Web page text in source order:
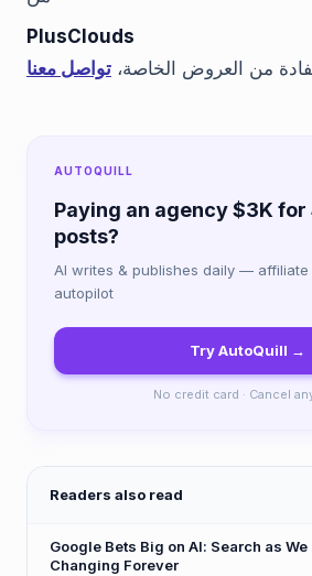
PlusClouds
من العروض الخاصة،
AUTOQUILL
Paying an agency $3K for
posts?
AI writes & publishes daily —
autopilot
Try AutoQuill →
No credit card · Cancel
Readers also read
Google Bets Big on AI: Search as We
Changing Forever